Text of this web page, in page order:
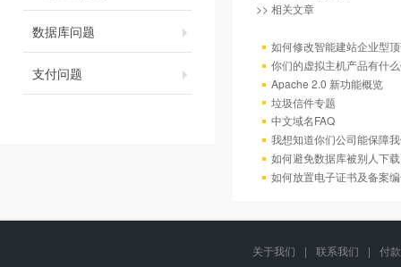
数据库问题
支付问题
>> 相关文章
如何修改智能建站企业型
你们的虚拟主机产品有什
Apache 2.0 新功能概览
垃圾信件专题
中文域名FAQ
我想知道你们公司能保障
如何避免数据库被别人下
如何放置电子证书及备案
关于我们 | 联系我们 |
付